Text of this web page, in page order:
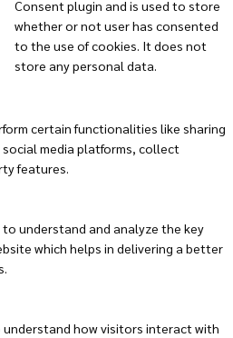
Consent plugin and is used to store
whether or not user has consented
to the use of cookies. It does not
store any personal data.
certain functionalities like sharing
media platforms, collect
features.
understand and analyze the key
which helps in delivering a better
how visitors interact with